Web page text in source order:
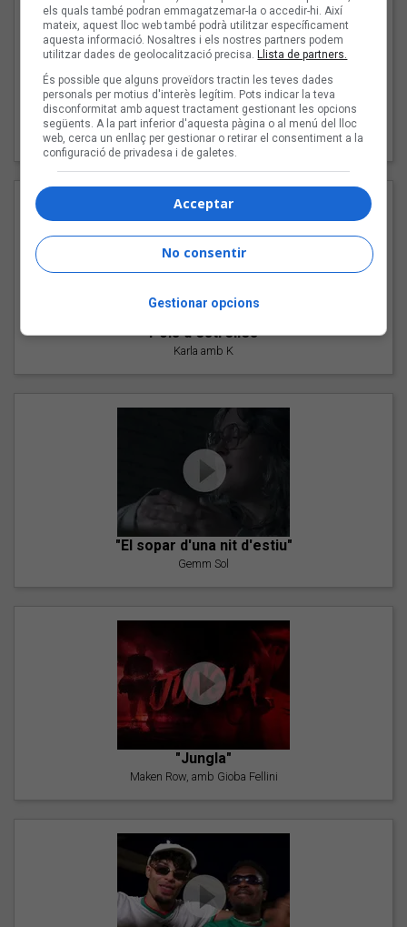
"Les cabres"
94 Rules amb Compte
"Pols d'estrelles"
Karla amb K
"El sopar d'una nit d'estiu"
Gemm Sol
"Jungla"
Maken Row, amb Gioba Fellini
els quals també podran emmagatzemar-la o accedir-hi. Així
mateix, aquest lloc web també podrà utilitzar específicament
aquesta informació. Nosaltres i els nostres partners podem
utilitzar dades de geolocalització precisa. Llista de partners.
És possible que alguns proveïdors tractin les teves dades
personals per motius d'interès legítim. Pots indicar la teva
disconformitat amb aquest tractament gestionant les opcions
següents. A la part inferior d'aquesta pàgina o al menú del lloc
web, cerca un enllaç per gestionar o retirar el consentiment a la
configuració de privadesa i de galetes.
Acceptar
No consentir
Gestionar opcions